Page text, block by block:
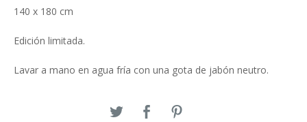
140 x 180 cm
Edición limitada.
Lavar a mano en agua fría con una gota de jabón neutro.